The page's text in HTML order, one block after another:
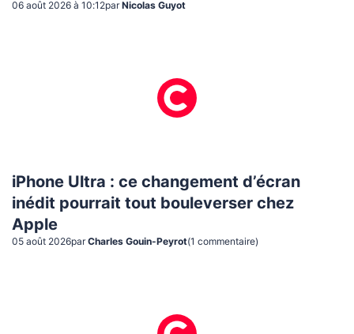
06 août 2026 à 10:12par Nicolas Guyot
iPhone Ultra : ce changement d’écran
inédit pourrait tout bouleverser chez
Apple
05 août 2026par Charles Gouin-Peyrot(1 commentaire)